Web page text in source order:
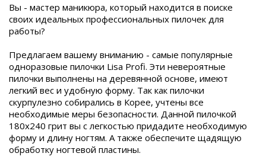
Вы - мастер маникюра, который находится в поиске
своих идеальных профессиональных пилочек для
работы?
Предлагаем вашему вниманию - самые популярные
одноразовые пилочки Lisa Profi. Эти невероятные
пилочки выполнены на деревянной основе, имеют
легкий вес и удобную форму. Так как пилочки
скурпулезно собирались в Корее, учтены все
необходимые меры безопасности. Данной пилочкой
180х240 грит вы с легкостью придадите необходимую
форму и длину ногтям. А также обеспечите щадящую
обработку ногтевой пластины.